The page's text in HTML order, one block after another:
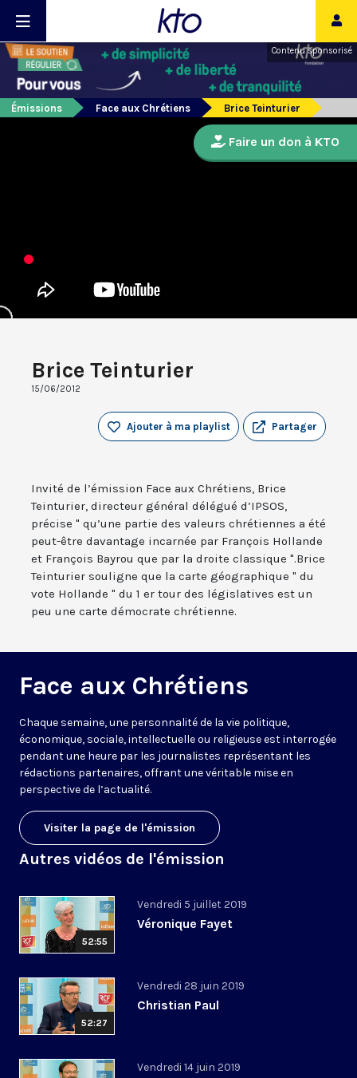
Contenu sponsorisé
Émissions Face aux Chrétiens Brice Teinturier
Brice Teinturier
15/06/2012
Partager
Ajouter à ma playlist
Invité de l’émission Face aux Chrétiens, Brice
Teinturier, directeur général délégué d’IPSOS,
précise " qu’une partie des valeurs chrétiennes a été
peut-être davantage incarnée par François Hollande
et François Bayrou que par la droite classique ".Brice
Teinturier souligne que la carte géographique " du
vote Hollande " du 1 er tour des législatives est un
peu une carte démocrate chrétienne.
Face aux Chrétiens
Chaque semaine, une personnalité de la vie politique,
économique, sociale, intellectuelle ou religieuse est interrogée
pendant une heure par les journalistes représentant les
rédactions partenaires, offrant une véritable mise en
perspective de l’actualité.
Visiter la page de l'émission
Autres vidéos de l'émission
52:55
Vendredi 5 juillet 2019
Véronique Fayet
52:27
Vendredi 28 juin 2019
Christian Paul
Vendredi 14 juin 2019
Faire un don à KTO